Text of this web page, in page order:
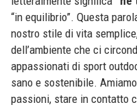
“in equilibrio”. Questa
nostro stile di vita
dell’ambiente che ci
appassionati di sport
sano e sostenibile.
passioni, stare in contatto